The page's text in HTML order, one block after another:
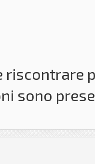
riscontrare
sono